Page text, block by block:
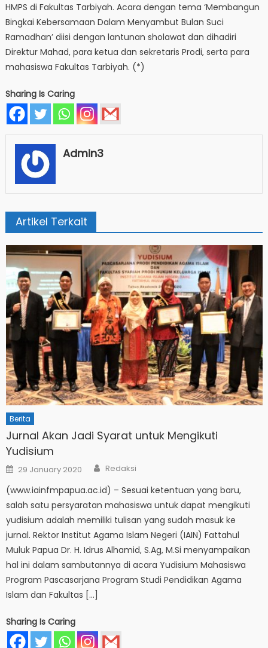
HMPS di Fakultas Tarbiyah. Acara dengan tema ‘Membangun
Bingkai Kebersamaan Dalam Menyambut Bulan Suci
Ramadhan’ diisi dengan lantunan sholawat dan dihadiri
Direktur Mahad, para ketua dan sekretaris Prodi, serta para
mahasiswa Fakultas Tarbiyah. (*)
Sharing Is Caring
Admin3
Artikel Terkait
Berita
Jurnal Akan Jadi Syarat untuk Mengikuti
Yudisium
Posted
on
29 January 2020 Author
Redaksi
(www.iainfmpapua.ac.id) – Sesuai ketentuan yang baru,
salah satu persyaratan mahasiswa untuk dapat mengikuti
yudisium adalah memiliki tulisan yang sudah masuk ke
jurnal. Rektor Institut Agama Islam Negeri (IAIN) Fattahul
Muluk Papua Dr. H. Idrus Alhamid, S.Ag, M.Si menyampaikan
hal ini dalam sambutannya di acara Yudisium Mahasiswa
Program Pascasarjana Program Studi Pendidikan Agama
Islam dan Fakultas […]
Sharing Is Caring